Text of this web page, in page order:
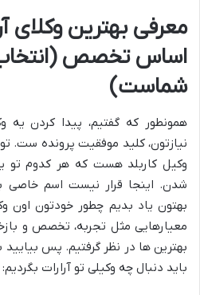
معرفی بهترین وکلای
اساس تخصص
شماست)
همونطور که گفتیم، پیدا کردن
نیازتون، کلید موفقیت پرونده ست.
وکیل کاربلد هست که هر کدوم تو
شدن. اینجا قرار نیست اسم خاصی
بهتون یاد بدیم چطور خودتون اون
معیارهایی مثل تجربه، تخصص و
بهترین ها در نظر گرفتیم. پس بیایید
باید دنبال چه وکیلی تو آرارات بگردیم: